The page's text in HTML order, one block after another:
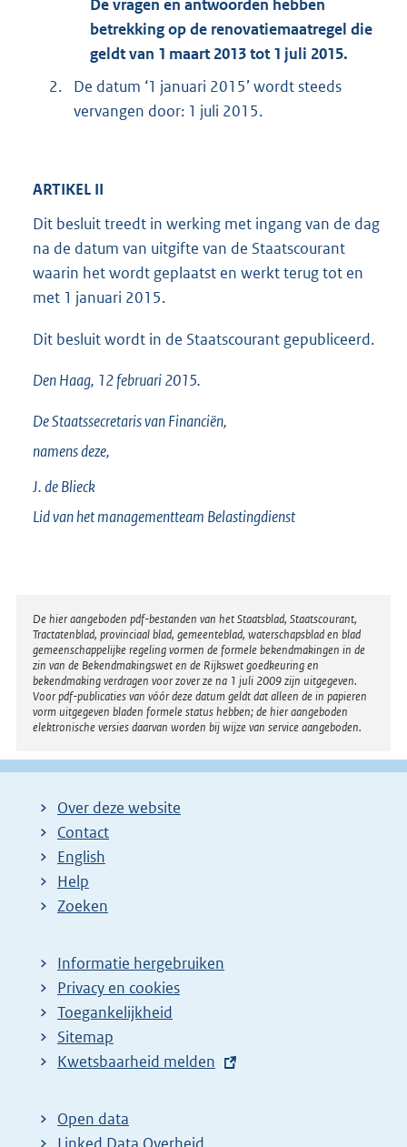
De vragen en antwoorden hebben
betrekking op de renovatiemaatregel die
geldt van 1 maart 2013 tot 1 juli 2015.
2.
De datum ‘1 januari 2015’ wordt steeds
vervangen door: 1 juli 2015.
ARTIKEL II
Dit besluit treedt in werking met ingang van de dag
na de datum van uitgifte van de Staatscourant
waarin het wordt geplaatst en werkt terug tot en
met 1 januari 2015.
Dit besluit wordt in de Staatscourant gepubliceerd.
Den Haag, 12 februari 2015.
De Staatssecretaris van Financiën,
namens deze,
J. deBlieck
Lid van het managementteam Belastingdienst
Disclaimer
De hier aangeboden pdf-bestanden van het Staatsblad, Staatscourant,
Tractatenblad, provinciaal blad, gemeenteblad, waterschapsblad en blad
gemeenschappelijke regeling vormen de formele bekendmakingen in de
zin van de Bekendmakingswet en de Rijkswet goedkeuring en
bekendmaking verdragen voor zover ze na 1 juli 2009 zijn uitgegeven.
Voor pdf-publicaties van vóór deze datum geldt dat alleen de in papieren
vorm uitgegeven bladen formele status hebben; de hier aangeboden
elektronische versies daarvan worden bij wijze van service aangeboden.
Over deze website
Contact
English
Help
Zoeken
Informatie hergebruiken
Privacy en cookies
Toegankelijkheid
Sitemap
E
t
e
Kwetsbaarheid melden
Open data